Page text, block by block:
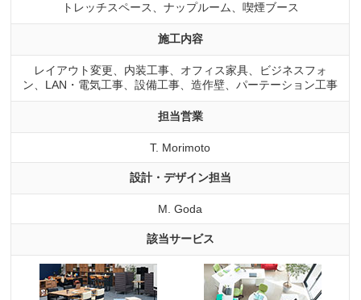
トレッチスペース、ナップルーム、喫煙ブース
施工内容
レイアウト変更、内装工事、オフィス家具、ビジネスフォ
ン、LAN・電気工事、設備工事、造作壁、パーテーション工事
担当営業
T. Morimoto
設計・デザイン担当
M. Goda
該当サービス